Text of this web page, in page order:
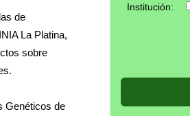
de
La Platina,
sobre
Genéticos de
Institución: